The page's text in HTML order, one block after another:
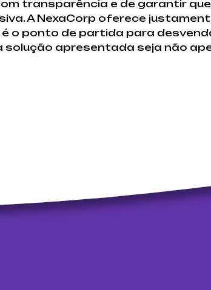
transparência e de garantir
A NexaCorp oferece
o ponto de partida para
solução apresentada seja não